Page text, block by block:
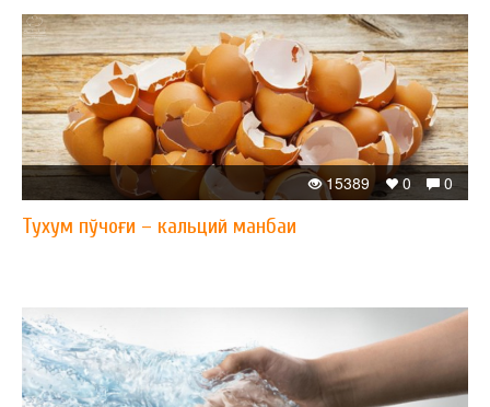
0
0
15389
Тухум пўчоғи – кальций манбаи